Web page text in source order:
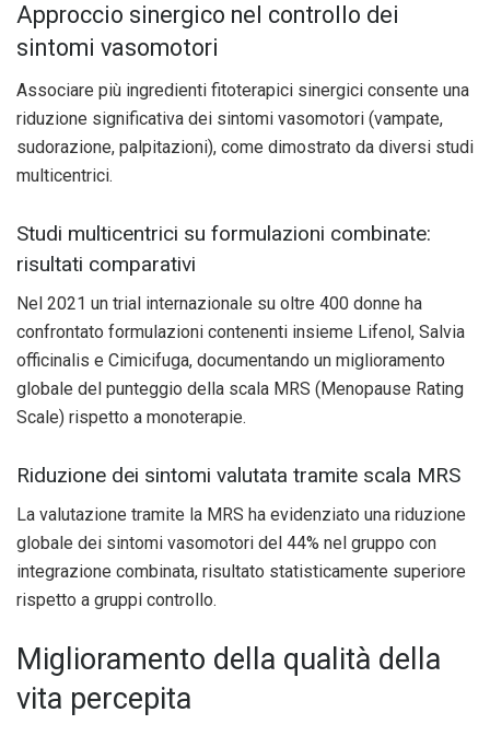
Approccio sinergico nel controllo dei
sintomi vasomotori
Associare più ingredienti fitoterapici sinergici consente una
riduzione significativa dei sintomi vasomotori (vampate,
sudorazione, palpitazioni), come dimostrato da diversi studi
multicentrici.
Studi multicentrici su formulazioni combinate:
risultati comparativi
Nel 2021 un trial internazionale su oltre 400 donne ha
confrontato formulazioni contenenti insieme Lifenol, Salvia
officinalis e Cimicifuga, documentando un miglioramento
globale del punteggio della scala MRS (Menopause Rating
Scale) rispetto a monoterapie.
Riduzione dei sintomi valutata tramite scala MRS
La valutazione tramite la MRS ha evidenziato una riduzione
globale dei sintomi vasomotori del 44% nel gruppo con
integrazione combinata, risultato statisticamente superiore
rispetto a gruppi controllo.
Miglioramento della qualità della
vita percepita